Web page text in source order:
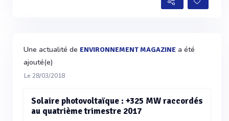
Une actualité de ENVIRONNEMENT MAGAZINE a été
ajouté(e)
Le 28/03/2018
Solaire photovoltaïque : +325 MW raccordés
au quatrième trimestre 2017